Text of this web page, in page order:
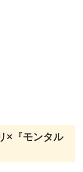
×『モンタル